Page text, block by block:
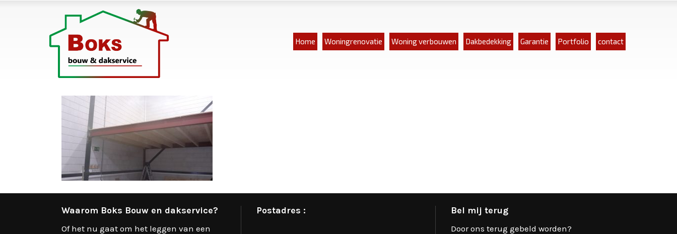
Home Woningrenovatie Woning verbouwen Dakbedekking Garantie Portfolio contact
Waarom Boks Bouw en dakservice?
Of het nu gaat om het leggen van een
Postadres : Bel mij terug
Door ons terug gebeld worden?